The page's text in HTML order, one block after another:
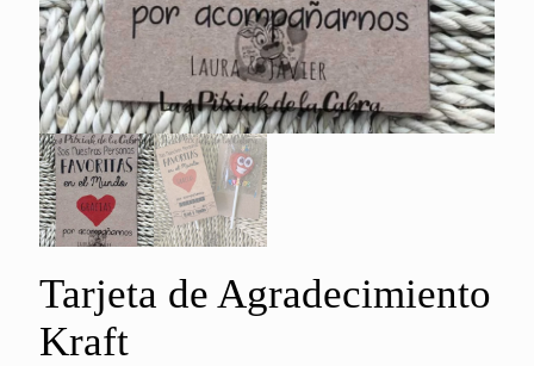
Tarjeta de Agradecimiento
Kraft